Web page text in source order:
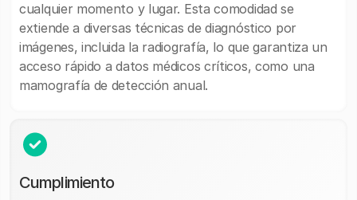
cualquier momento y lugar. Esta comodidad se
extiende a diversas técnicas de diagnóstico por
imágenes, incluida la radiografía, lo que garantiza un
acceso rápido a datos médicos críticos, como una
mamografía de detección anual.
Cumplimiento